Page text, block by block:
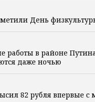
День
работы в районе
даже ночью
82 рубля впервые с